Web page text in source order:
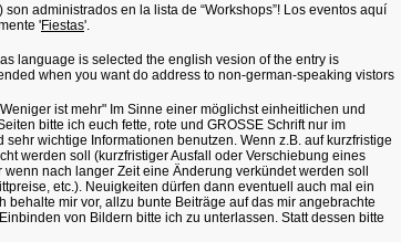
son administrados en la lista de “Workshops”! Los eventos aquí
'Fiestas'.
language is selected the english vesion of the entry is
when you want do address to non-german-speaking vistors
ist mehr" Im Sinne einer möglichst einheitlichen und
bitte ich euch fette, rote und GROSSE Schrift nur im
wichtige Informationen benutzen. Wenn z.B. auf kurzfristige
werden soll (kurzfristiger Ausfall oder Verschiebung eines
nach langer Zeit eine Änderung verkündet werden soll
etc.). Neuigkeiten dürfen dann eventuell auch mal ein
behalte mir vor, allzu bunte Beiträge auf das mir angebrachte
von Bildern bitte ich zu unterlassen. Statt dessen bitte